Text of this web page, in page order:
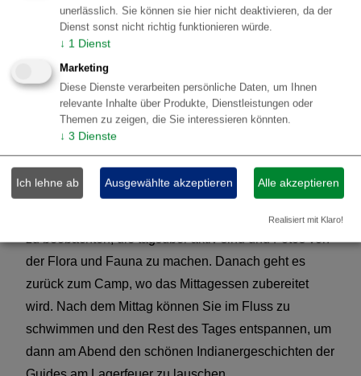
eine Dschungel Wanderung unternommen, um die
nachtaktiven Tiere zu entdecken.
Übernachtung in der Hängematte, bedeckt mit einem
Moskitonetz
Amazonas Regenwald - Mamori
Survival Abenteuer (Tag 4)
Nach dem Frühstück steht ein Trecking auf dem
Programm, um Ihnen die Möglichkeit zu geben, Tiere
zu beobachten, die tagsüber aktiv sind und Fotos von
der Flora und Fauna zu machen. Danach geht es
zurück zum Camp, wo das Mittagessen zubereitet
wird. Nach dem Mittag können Sie im Fluss zu
schwimmen und den Rest des Tages entspannen, um
dann am Abend den schönen Indianergeschichten der
unerlässlich. Sie können sie hier nicht deaktivieren, da der
Dienst sonst nicht richtig funktionieren würde.
↓ 1 Dienst
Marketing
Diese Dienste verarbeiten persönliche Daten, um Ihnen
relevante Inhalte über Produkte, Dienstleistungen oder
Themen zu zeigen, die Sie interessieren könnten.
↓ 3 Dienste
Ich lehne ab Ausgewählte akzeptieren Alle akzeptieren
Realisiert mit Klaro!